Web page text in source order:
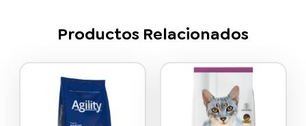
Productos Relacionados